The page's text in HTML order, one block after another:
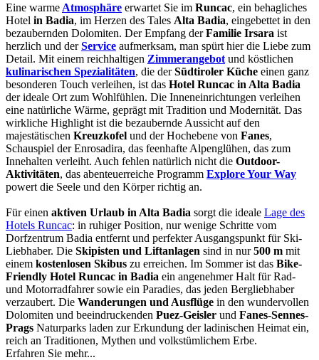
Eine warme Atmosphäre erwartet Sie im Runcac, ein behagliches
Hotel in Badia, im Herzen des Tales Alta Badia, eingebettet in den
bezaubernden Dolomiten. Der Empfang derFamilie Irsara ist
herzlich und derService aufmerksam, man spürt hier die Liebe zum
Detail. Mit einem reichhaltigen Zimmerangebot und köstlichen
kulinarischen Spezialitäten, die derSüdtiroler Küche einen ganz
besonderen Touch verleihen, ist das Hotel Runcac in Alta Badia
der ideale Ort zum Wohlfühlen. Die Inneneinrichtungen verleihen
eine natürliche Wärme, geprägt mit Tradition und Modernität. Das
wirkliche Highlight ist die bezaubernde Aussicht auf den
majestätischen Kreuzkofel und der Hochebene von Fanes,
Schauspiel der Enrosadira, das feenhafte Alpenglühen, das zum
Innehalten verleiht. Auch fehlen natürlich nicht die Outdoor-
Aktivitäten, das abenteuerreiche Programm Explore Your Way
powert die Seele und den Körper richtig an.
Für einen aktiven Urlaub in Alta Badia sorgt die ideale Lage des
Hotels Runcac: in ruhiger Position, nur wenige Schritte vom
Dorfzentrum Badia entfernt und perfekter Ausgangspunkt für Ski-
Liebhaber. Die Skipisten und Liftanlagen sind in nur500 m mit
einem kostenlosen Skibus zu erreichen. Im Sommer ist das Bike-
Friendly Hotel Runcac in Badia ein angenehmer Halt für Rad-
und Motorradfahrer sowie ein Paradies, das jeden Bergliebhaber
verzaubert. Die Wanderungen und Ausflüge in den wundervollen
Dolomiten und beeindruckenden Puez-Geisler und Fanes-Sennes-
Prags Naturparks laden zur Erkundung der ladinischen Heimat ein,
reich an Traditionen, Mythen und volkstümlichem Erbe.
Erfahren Sie mehr...